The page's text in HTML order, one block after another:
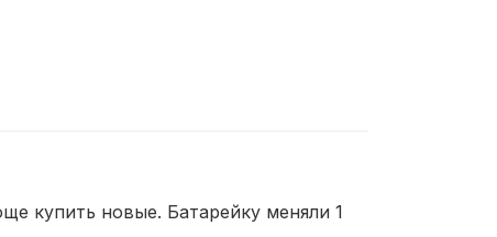
купить новые. Батарейку меняли 1